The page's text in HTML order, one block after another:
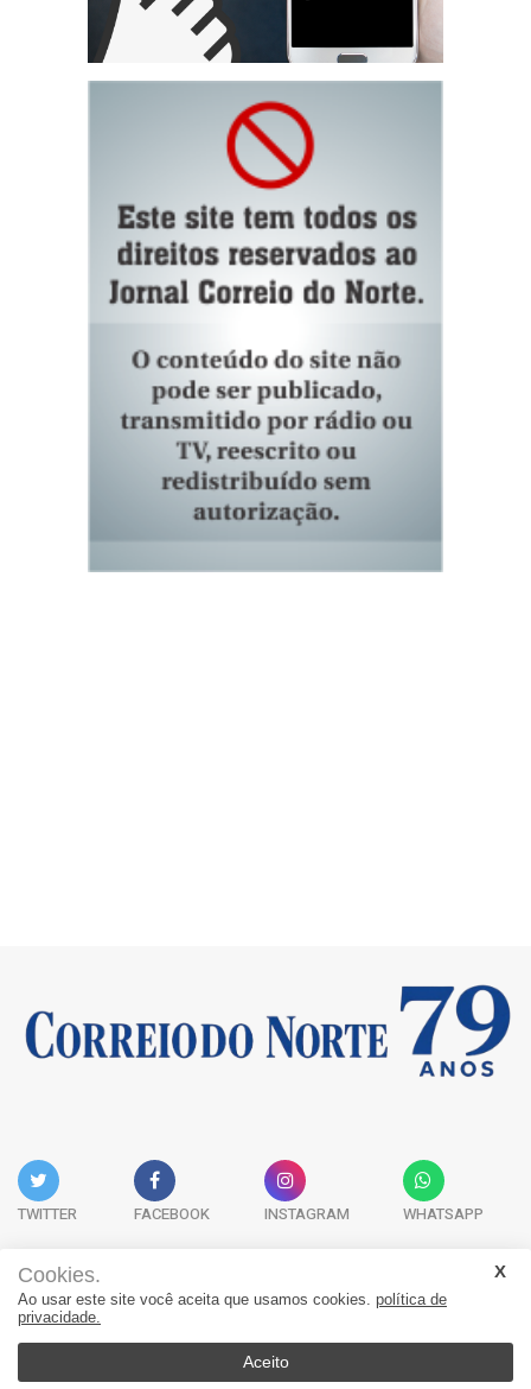
TWITTER FACEBOOK INSTAGRAM WHATSAPP
Acervo Digital Fale Conosco Quem Somos
Cookies.
Ao usar este site você aceita que usamos cookies. política de
privacidade.
Aceito